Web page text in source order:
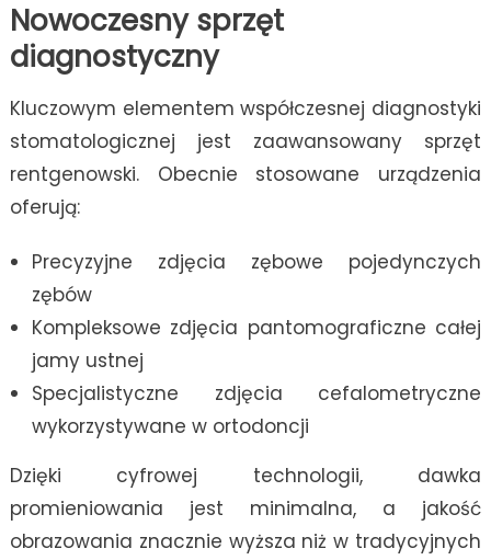
Nowoczesny sprzęt
diagnostyczny
Kluczowym elementem współczesnej diagnostyki
stomatologicznej jest zaawansowany sprzęt
rentgenowski. Obecnie stosowane urządzenia
oferują:
Precyzyjne zdjęcia zębowe pojedynczych
zębów
Kompleksowe zdjęcia pantomograficzne całej
jamy ustnej
Specjalistyczne zdjęcia cefalometryczne
wykorzystywane w ortodoncji
Dzięki cyfrowej technologii, dawka
promieniowania jest minimalna, a jakość
obrazowania znacznie wyższa niż w tradycyjnych